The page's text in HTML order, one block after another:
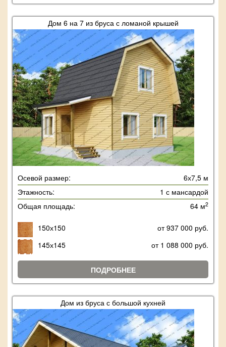
Дом 6 на 7 из бруса с ломаной крышей
Осевой размер:
6х7,5 м
Этажность:
1 с мансардой
Общая площадь:
64 м2
150х150
от 937 000 руб.
145х145
от 1 088 000 руб.
ПОДРОБНЕЕ
Дом из бруса с большой кухней